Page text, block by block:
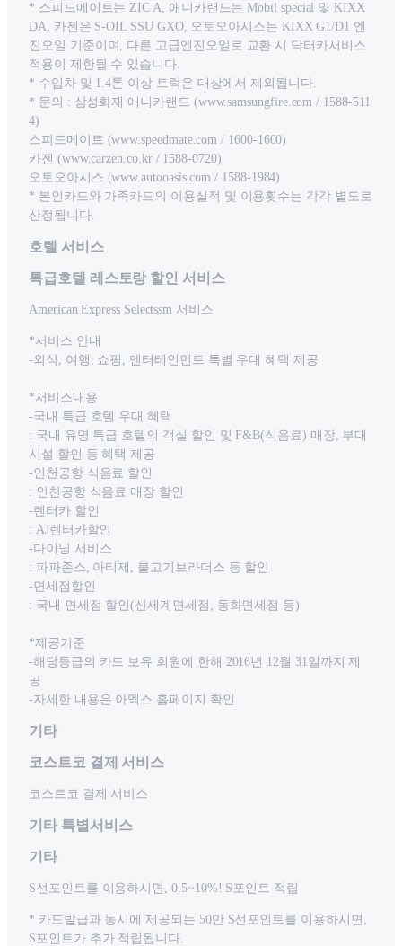
* 스피드메이트는 ZIC A, 애니카랜드는 Mobil special 및 KIXX
DA, 카젠은 S-OIL SSU GXO, 오토오아시스는 KIXX G1/D1 엔
진오일 기준이며, 다른 고급엔진오일로 교환 시 닥터카서비스
적용이 제한될 수 있습니다.
* 수입차 및 1.4톤 이상 트럭은 대상에서 제외됩니다.
* 문의 : 삼성화재 애니카랜드 (www.samsungfire.com / 1588-511
4)
스피드메이트 (www.speedmate.com / 1600-1600)
카젠 (www.carzen.co.kr / 1588-0720)
오토오아시스 (www.autooasis.com / 1588-1984)
* 본인카드와 가족카드의 이용실적 및 이용횟수는 각각 별도로
산정됩니다.
호텔 서비스
특급호텔 레스토랑 할인 서비스
American Express Selectssm 서비스
*서비스 안내
-외식, 여행, 쇼핑, 엔터테인먼트 특별 우대 혜택 제공
*서비스내용
-국내 특급 호텔 우대 혜택
: 국내 유명 특급 호텔의 객실 할인 및 F&B(식음료) 매장, 부대
시설 할인 등 혜택 제공
-인천공항 식음료 할인
: 인천공항 식음료 매장 할인
-렌터카 할인
: AJ렌터카할인
-다이닝 서비스
: 파파존스, 아티제, 불고기브라더스 등 할인
-면세점할인
: 국내 면세점 할인(신세계면세점, 동화면세점 등)
*제공기준
-해당등급의 카드 보유 회원에 한해 2016년 12월 31일까지 제
공
-자세한 내용은 아멕스 홈페이지 확인
기타
코스트코 결제 서비스
코스트코 결제 서비스
기타 특별서비스
기타
S선포인트를 이용하시면, 0.5~10%! S포인트 적립
* 카드발급과 동시에 제공되는 50만 S선포인트를 이용하시면,
S포인트가 추가 적립됩니다.